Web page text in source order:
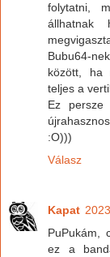
folytatni,
Bubu64-
között, ha
teljes a
Ez persze
:O)))
Válasz
Kapat
PuPukám,
ez a